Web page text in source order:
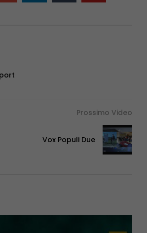
Prossimo Video
Vox Populi Due